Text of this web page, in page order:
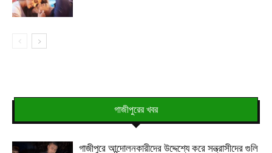
গাজীপুরের খবর
গাজীপুরে আন্দোলনকারীদের উদ্দেশ্যে করে সন্ত্রাসীদের গুলি